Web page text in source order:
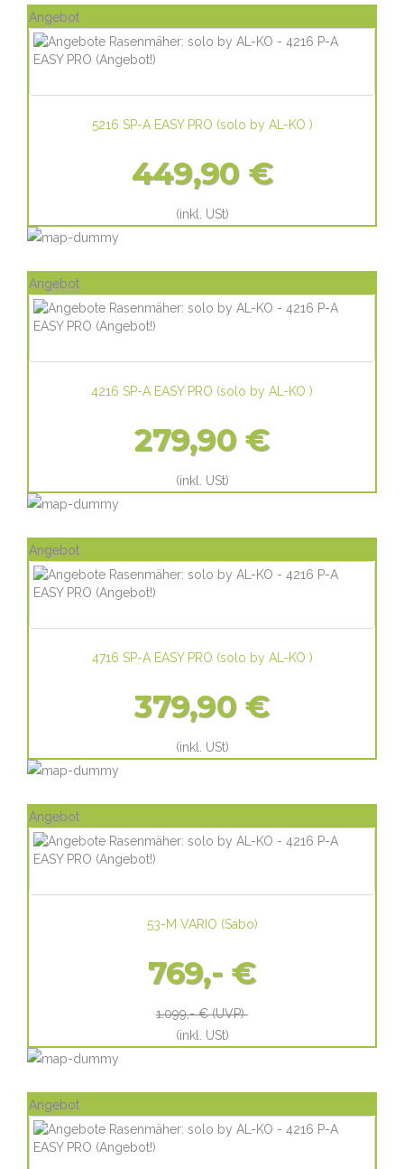
Angebot
5216 SP-A EASY PRO (solo by AL-KO )
449,90 €
(inkl. USt)
Angebot
4216 SP-A EASY PRO (solo by AL-KO )
279,90 €
(inkl. USt)
Angebot
4716 SP-A EASY PRO (solo by AL-KO )
379,90 €
(inkl. USt)
Angebot
53-M VARIO (Sabo)
769,- €
1.099,- € (UVP)
(inkl. USt)
Angebot